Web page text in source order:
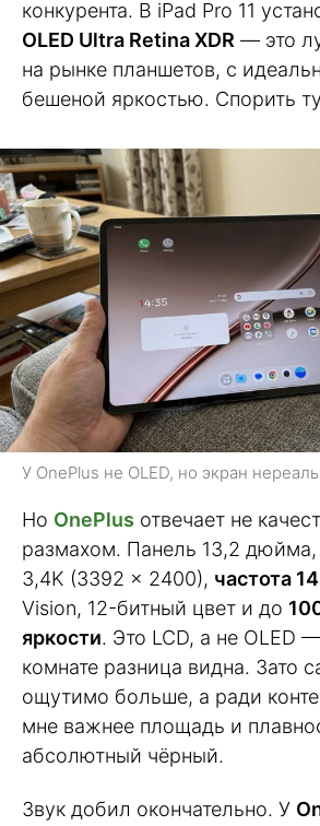
конкурента. В iPad Pro 11
OLED Ultra Retina XDR — это
на рынке планшетов, с
бешеной яркостью. Спорить
У OnePlus не OLED, но экран
Но OnePlus отвечает не
размахом. Панель 13,2
3,4K (3392 × 2400), частота
Vision, 12-битный цвет и до
яркости. Это LCD, а не OLED
комнате разница видна. Зато
ощутимо больше, а ради
мне важнее площадь и
абсолютный чёрный.
Звук добил окончательно. У